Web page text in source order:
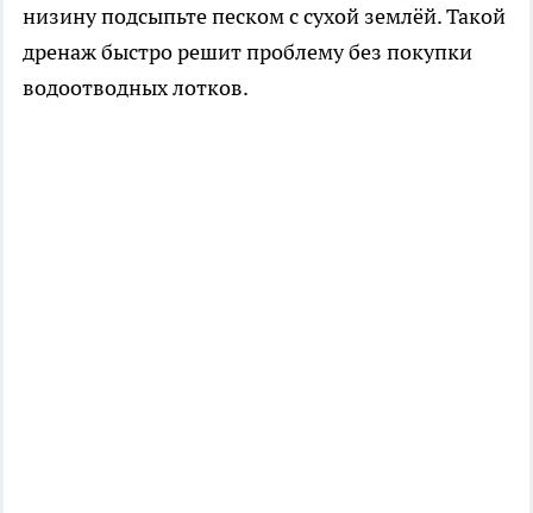
низину подсыпьте песком с сухой землёй. Такой
дренаж быстро решит проблему без покупки
водоотводных лотков.